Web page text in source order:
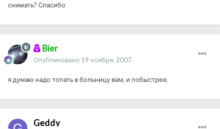
снимать? Спасибо
Bier
Опубликовано 19 ноября, 2007
я думаю надо топать в больницу вам, и побыстрее.
Geddy